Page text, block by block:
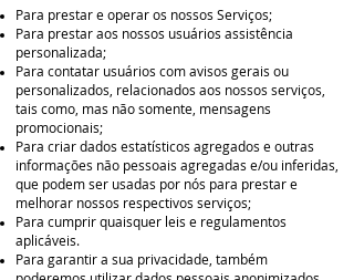
Para prestar e operar os nossos Serviços;
Para prestar aos nossos usuários assistência
personalizada;
Para contatar usuários com avisos gerais ou
personalizados, relacionados aos nossos serviços,
tais como, mas não somente, mensagens
promocionais;
Para criar dados estatísticos agregados e outras
informações não pessoais agregadas e/ou inferidas,
que podem ser usadas por nós para prestar e
melhorar nossos respectivos serviços;
Para cumprir quaisquer leis e regulamentos
aplicáveis.
Para garantir a sua privacidade, também